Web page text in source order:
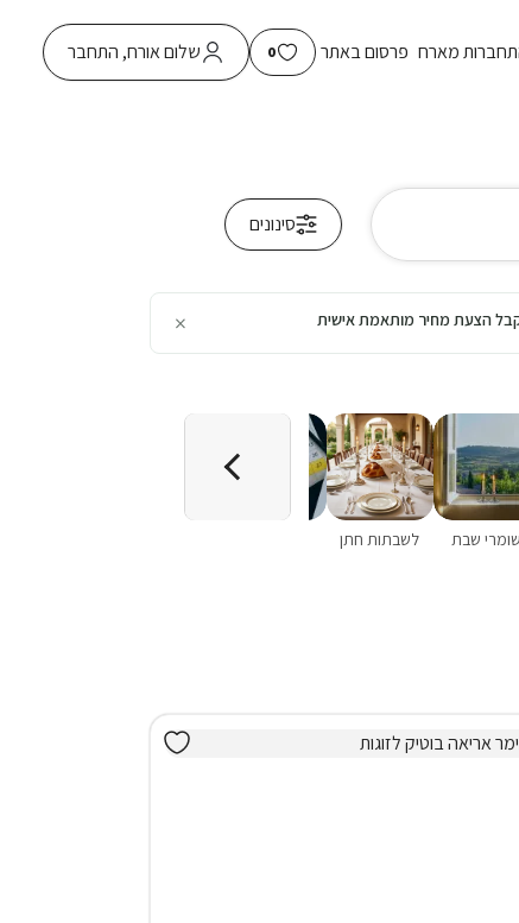
מארח פרסום באתר 0 שלום אורח, התחבר
סינונים
הצעת מחיר מותאמת אישית ×
שומרי שבת לשבתות חתן